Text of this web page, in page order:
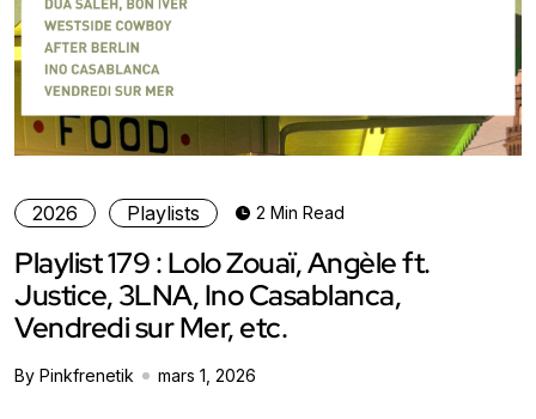
2026 Playlists 2 Min Read
Playlist 179 : Lolo Zouaï, Angèle ft.
Justice, 3LNA, Ino Casablanca,
Vendredi sur Mer, etc.
By Pinkfrenetik mars 1, 2026